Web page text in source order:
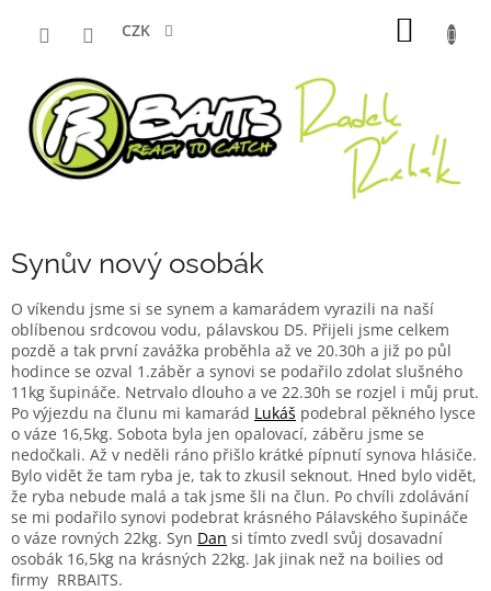
CZK
Synův nový osobák
O víkendu jsme si se synem a kamarádem vyrazili na naší
oblíbenou srdcovou vodu, pálavskou D5. Přijeli jsme celkem
pozdě a tak první zavážka proběhla až ve 20.30h a již po půl
hodince se ozval 1.záběr a synovi se podařilo zdolat slušného
11kg šupináče. Netrvalo dlouho a ve 22.30h se rozjel i můj prut.
Po výjezdu na člunu mi kamarád Lukáš podebral pěkného lysce
o váze 16,5kg. Sobota byla jen opalovací, záběru jsme se
nedočkali. Až v neděli ráno přišlo krátké pípnutí synova hlásiče.
Bylo vidět že tam ryba je, tak to zkusil seknout. Hned bylo vidět,
že ryba nebude malá a tak jsme šli na člun. Po chvíli zdolávání
se mi podařilo synovi podebrat krásného Pálavského šupináče
o váze rovných 22kg. Syn Dan si tímto zvedl svůj dosavadní
osobák 16,5kg na krásných 22kg. Jak jinak než na boilies od
firmy RRBAITS.